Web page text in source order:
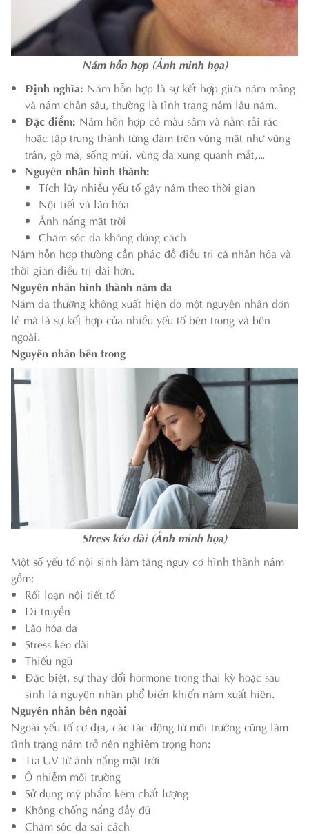
Nám hỗn hợp (Ảnh minh họa)
Định nghĩa: Nám hỗn hợp là sự kết hợp giữa nám mảng
và nám chân sâu, thường là tình trạng nám lâu năm.
Đặc điểm: Nám hỗn hợp có màu sẫm và nằm rải rác
hoặc tập trung thành từng đám trên vùng mặt như vùng
trán, gò má, sống mũi, vùng da xung quanh mắt,…
Nguyên nhân hình thành:
Tích lũy nhiều yếu tố gây nám theo thời gian
Nội tiết và lão hóa
Ánh nắng mặt trời
Chăm sóc da không đúng cách
Nám hỗn hợp thường cần phác đồ điều trị cá nhân hóa và
thời gian điều trị dài hơn.
Nguyên nhân hình thành nám da
Nám da thường không xuất hiện do một nguyên nhân đơn
lẻ mà là sự kết hợp của nhiều yếu tố bên trong và bên
ngoài.
Nguyên nhân bên trong
Stress kéo dài (Ảnh minh họa)
Một số yếu tố nội sinh làm tăng nguy cơ hình thành nám
gồm:
Rối loạn nội tiết tố
Di truyền
Lão hóa da
Stress kéo dài
Thiếu ngủ
Đặc biệt, sự thay đổi hormone trong thai kỳ hoặc sau
sinh là nguyên nhân phổ biến khiến nám xuất hiện.
Nguyên nhân bên ngoài
Ngoài yếu tố cơ địa, các tác động từ môi trường cũng làm
tình trạng nám trở nên nghiêm trọng hơn:
Tia UV từ ánh nắng mặt trời
Ô nhiễm môi trường
Sử dụng mỹ phẩm kém chất lượng
Không chống nắng đầy đủ
Chăm sóc da sai cách